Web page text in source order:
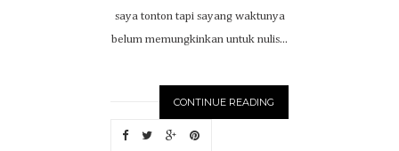
saya tonton tapi sayang waktunya
belum memungkinkan untuk nulis...
CONTINUE READING